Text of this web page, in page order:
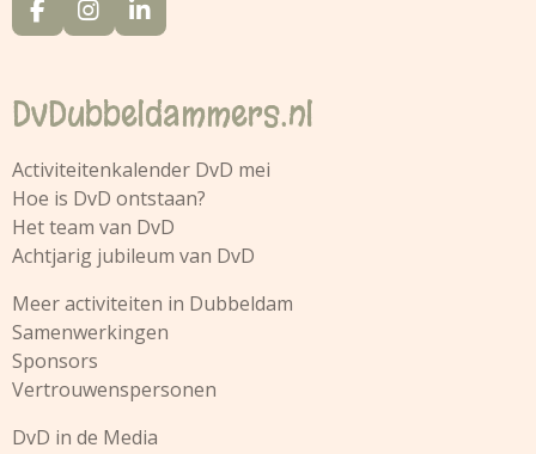
F
a
b
o
k
I
n
a
g
a
m
L
i
e
d
n
DvDubbeldammers.nl
Activiteitenkalender DvD mei
Hoe is DvD ontstaan?
Het team van DvD
Achtjarig jubileum van DvD
Meer activiteiten in Dubbeldam
Samenwerkingen
Sponsors
Vertrouwenspersonen
DvD in de Media